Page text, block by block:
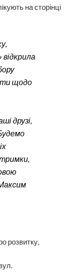
на сторінці
відкрила
щодо
друзі,
розвитку,